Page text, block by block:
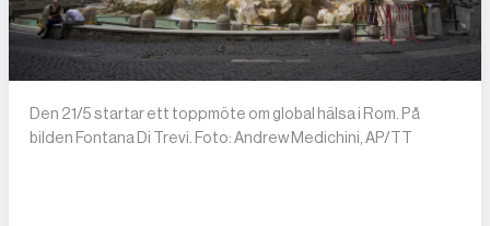
Den 21/5 startar ett toppmöte om global hälsa i Rom. På
bilden Fontana Di Trevi. Foto: Andrew Medichini, AP/TT